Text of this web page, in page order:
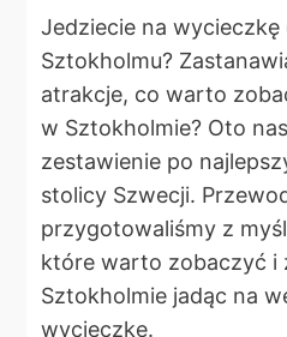
Jedziecie na wycieczkę
Sztokholmu?
atrakcje, co warto
w Sztokholmie? Oto
zestawienie po
stolicy Szwecji.
przygotowaliśmy z
które warto zobaczyć i
Sztokholmie jadąc na
wycieczkę.